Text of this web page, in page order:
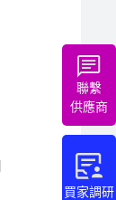
買家調研
聯繫
供應商